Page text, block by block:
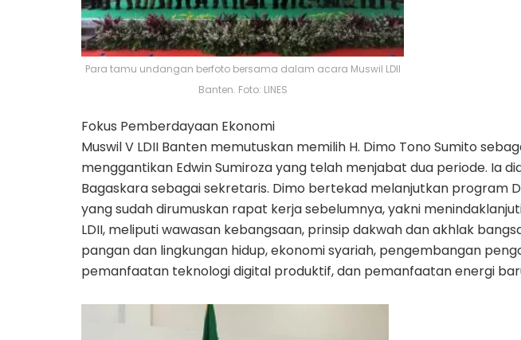
Para tamu undangan berfoto bersama dalam acara Muswil LDII
Banten. Foto: LINES
Fokus Pemberdayaan Ekonomi
Muswil V LDII Banten memutuskan memilih H. Dimo Tono Sumito
menggantikan Edwin Sumiroza yang telah menjabat dua periode. Ia
Bagaskara sebagai sekretaris. Dimo bertekad melanjutkan program
yang sudah dirumuskan rapat kerja sebelumnya, yakni
LDII, meliputi wawasan kebangsaan, prinsip dakwah dan akhlak
pangan dan lingkungan hidup, ekonomi syariah, pengembangan
pemanfaatan teknologi digital produktif, dan pemanfaatan energi